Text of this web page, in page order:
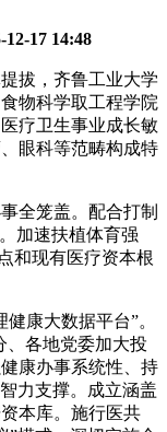
12-17 14:48
拔，齐鲁工业大学
物科学取工程学院
疗卫生事业成长敏
眼科等范畴构成特
全笼盖。配合打制
加速扶植体育强
和现有医疗资本根
康大数据平台”。
、各地党委加大投
康办事系统性、持
力支撑。成立涵盖
本库。施行医共